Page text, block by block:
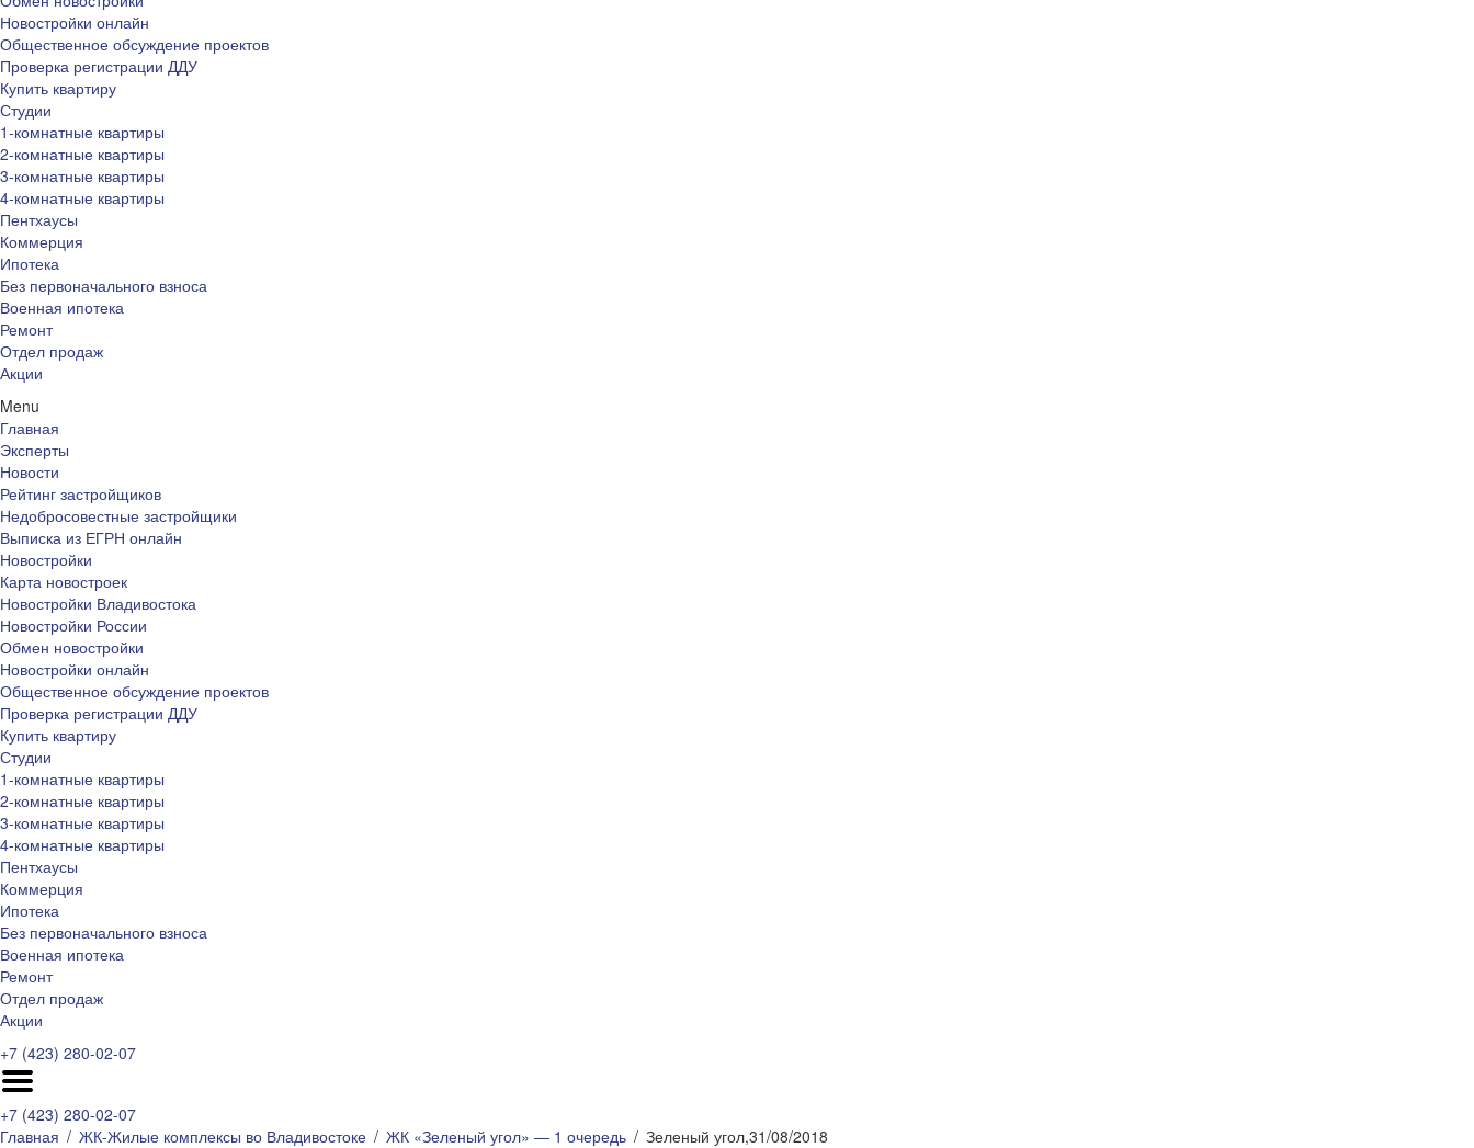
Новостройки онлайн
Общественное обсуждение проектов
Проверка регистрации ДДУ
Купить квартиру
Студии
1-комнатные квартиры
2-комнатные квартиры
3-комнатные квартиры
4-комнатные квартиры
Пентхаусы
Коммерция
Ипотека
Без первоначального взноса
Военная ипотека
Ремонт
Отдел продаж
Акции
Menu
Главная
Эксперты
Новости
Рейтинг застройщиков
Недобросовестные застройщики
Выписка из ЕГРН онлайн
Новостройки
Карта новостроек
Новостройки Владивостока
Новостройки России
Обмен новостройки
Новостройки онлайн
Общественное обсуждение проектов
Проверка регистрации ДДУ
Купить квартиру
Студии
1-комнатные квартиры
2-комнатные квартиры
3-комнатные квартиры
4-комнатные квартиры
Пентхаусы
Коммерция
Ипотека
Без первоначального взноса
Военная ипотека
Ремонт
Отдел продаж
Акции
+7 (423) 280-02-07
+7 (423) 280-02-07
Главная
ЖК-Жилые комплексы во Владивостоке ЖК «Зеленый угол» — 1 очередь Зеленый угол,31/08/2018